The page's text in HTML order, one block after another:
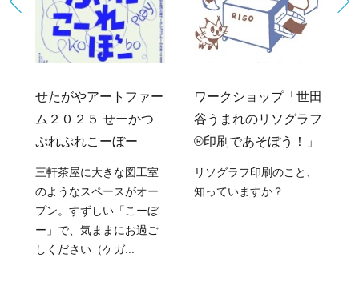
せたがやアートファー
ム２０２５ せーかつ
ぷれぷれこーぼー
三軒茶屋に大きな図工室
のようなスペースがオー
プン。すずしい「こーぼ
ー」で、気ままにお過ご
しください（ケガ...
ワークショップ「世田
谷うまれのリソグラフ
®印刷であそぼう！」
リソグラフ印刷のこと、
知っていますか？